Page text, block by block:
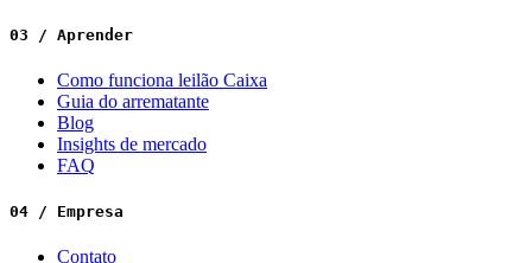
03 / Aprender
Como funciona leilão Caixa
Guia do arrematante
Blog
Insights de mercado
FAQ
04 / Empresa
Contato